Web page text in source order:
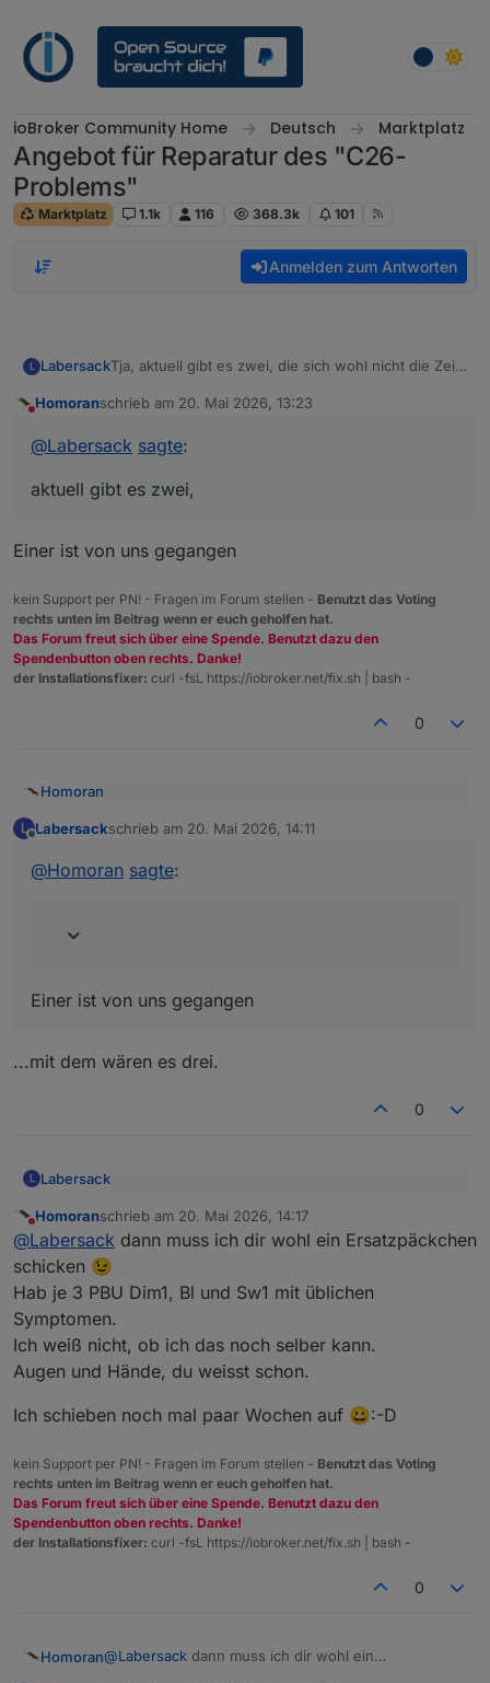
ioBroker Community Home Deutsch Marktplatz
Angebot für Reparatur des "C26-
Problems"
Marktplatz 1.1k 116 368.3k 101
Anmelden zum Antworten
L LabersackTja, aktuell gibt es zwei, die sich wohl nicht die Zeit
(will) ich dann auch nix machen.
Homoranschrieb am 20. Mai 2026, 13:23
zuletzt editiert von
@Labersack sagte:
aktuell gibt es zwei,
Einer ist von uns gegangen
kein Support per PN! - Fragen im Forum stellen - Benutzt das Voting
rechts unten im Beitrag wenn er euch geholfen hat.
Das Forum freut sich über eine Spende. Benutzt dazu den
Spendenbutton oben rechts. Danke!
der Installationsfixer: curl -fsL https://iobroker.net/fix.sh | bash -
0
Homoran
L Labersackschrieb am 20. Mai 2026, 14:11
zuletzt editiert von
@Homoran sagte:
Einer ist von uns gegangen
...mit dem wären es drei.
0
L
Labersack
@ Labersack sagte :
aktuell gibt es zwei,
Einer ist von uns gegangen
...mit dem wären es drei.
Nicht stören
Homoranschrieb am 20. Mai 2026, 14:17
zuletzt editiert von
@Labersack dann muss ich dir wohl ein Ersatzpäckchen
schicken 😉
Hab je 3 PBU Dim1, Bl und Sw1 mit üblichen
Symptomen.
Ich weiß nicht, ob ich das noch selber kann.
Augen und Hände, du weisst schon.
Ich schieben noch mal paar Wochen auf 😀:-D
kein Support per PN! - Fragen im Forum stellen - Benutzt das Voting
rechts unten im Beitrag wenn er euch geholfen hat.
Das Forum freut sich über eine Spende. Benutzt dazu den
Spendenbutton oben rechts. Danke!
der Installationsfixer: curl -fsL https://iobroker.net/fix.sh | bash -
0
Homoran@Labersack dann muss ich dir wohl ein